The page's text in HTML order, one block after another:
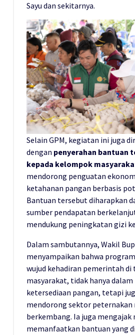
Sayu dan sekitarnya.
Selain GPM, kegiatan ini juga
dengan penyerahan bantuan
kepada kelompok
mendorong penguatan
ketahanan pangan berbasis
Bantuan tersebut diharapkan
sumber pendapatan
mendukung peningkatan gizi
Dalam sambutannya, Wakil
menyampaikan bahwa
wujud kehadiran pemerintah di
masyarakat, tidak hanya dalam
ketersediaan pangan, tetapi
mendorong sektor peternakan
berkembang. Ia juga
memanfaatkan bantuan yang